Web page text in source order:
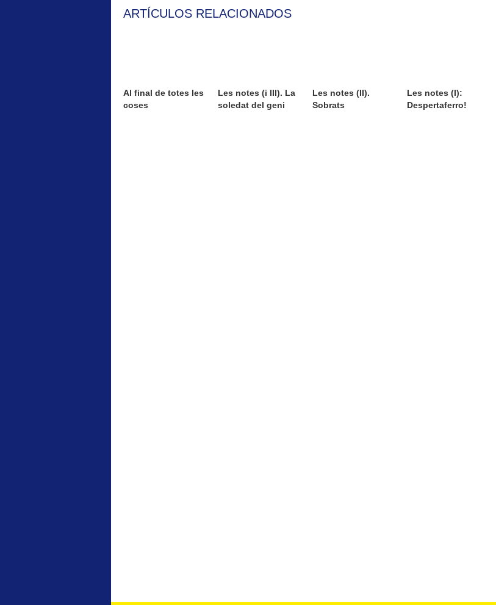
ARTÍCULOS RELACIONADOS
Al final de totes les
coses
Les notes (i III). La
soledat del geni
Les notes (II).
Sobrats
Les notes (I):
Despertaferro!